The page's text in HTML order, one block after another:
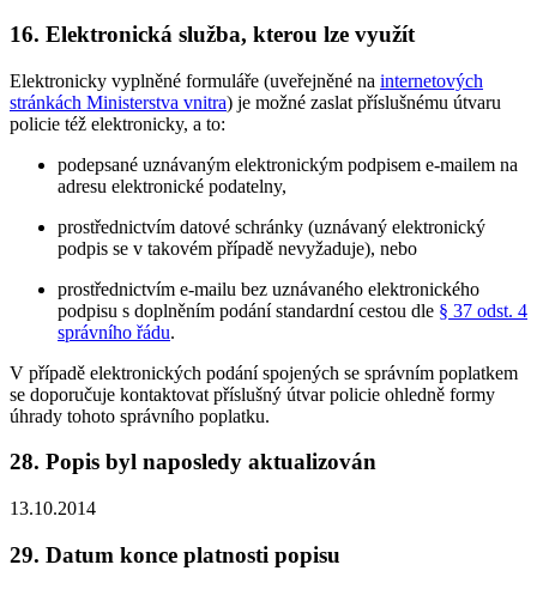
16. Elektronická služba, kterou lze využít
Elektronicky vyplněné formuláře (uveřejněné na internetových
stránkách Ministerstva vnitra) je možné zaslat příslušnému útvaru
policie též elektronicky, a to:
podepsané uznávaným elektronickým podpisem e-mailem na
adresu elektronické podatelny,
prostřednictvím datové schránky (uznávaný elektronický
podpis se v takovém případě nevyžaduje), nebo
prostřednictvím e-mailu bez uznávaného elektronického
podpisu s doplněním podání standardní cestou dle § 37 odst. 4
správního řádu.
V případě elektronických podání spojených se správním poplatkem
se doporučuje kontaktovat příslušný útvar policie ohledně formy
úhrady tohoto správního poplatku.
28. Popis byl naposledy aktualizován
13.10.2014
29. Datum konce platnosti popisu